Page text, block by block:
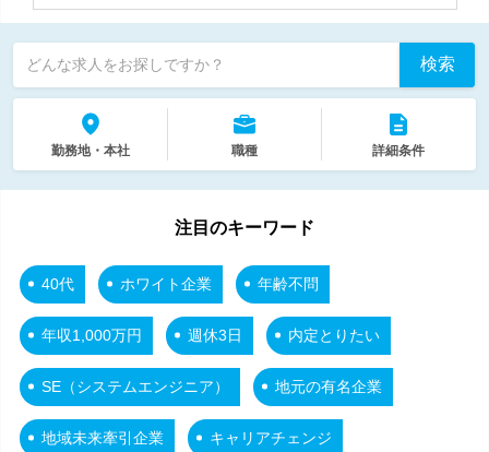
どんな求人をお探しですか？ 検索
勤務地・本社 職種 詳細条件
注目のキーワード
40代 ホワイト企業 年齢不問
年収1,000万円 週休3日 内定とりたい
SE（システムエンジニア） 地元の有名企業
地域未来牽引企業 キャリアチェンジ